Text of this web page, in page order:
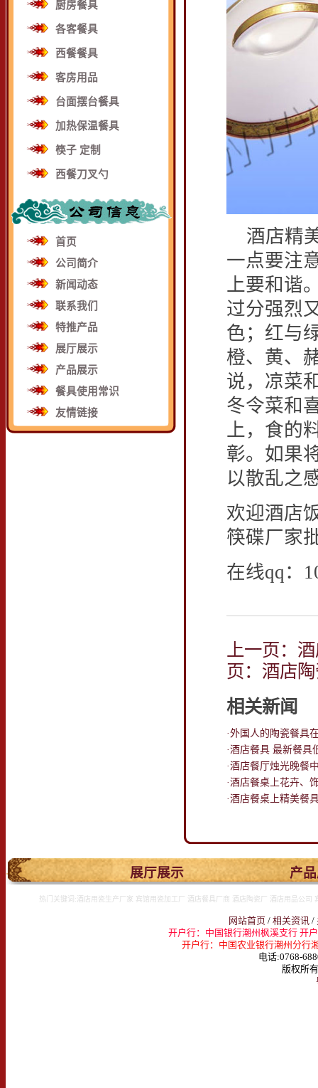
厨房餐具
各客餐具
西餐餐具
客房用品
台面摆台餐具
加热保温餐具
筷子 定制
西餐刀叉勺
首页
公司简介
新闻动态
联系我们
特推产品
展厅展示
产品展示
餐具使用常识
友情链接
酒店精
一点要注
上要和谐
过分强烈
色；红与
橙、黄、
说，凉菜
冬令菜和
上，食的
彰。如果
以散乱之
欢迎酒店
筷碟厂家
在线qq：
上一页：
页：酒店
相关新闻
·外国人的陶瓷餐具
·酒店餐具 最新餐具
·酒店餐厅烛光晚餐
·酒店餐桌上花卉、
·酒店餐桌上精美餐
. 展厅展示 产
热门关键词:酒店用瓷生产厂家 宾馆用瓷加工厂 酒店餐具厂商 酒店陶瓷厂 酒店用品公
网站首页/ 相关资讯/
开户行：中国银行潮州枫溪支行 开
开户行：中国农业银行潮州分行
电话:0768-
版权所